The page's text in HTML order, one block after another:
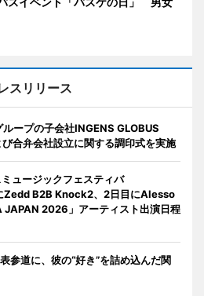
スリリース
ープの子会社INGENS GLOBUS
合弁会社設立に関する調印式を実施
ュージックフェスティバ
Knock2、2日目にAlesso
2026」アーティスト出演日程
道に、彼の“好き”を詰め込んだ関